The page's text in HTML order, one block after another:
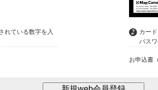
れている数字を入
カー
パス
お申込書